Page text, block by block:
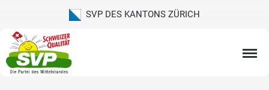
SVP DES KANTONS ZÜRICH